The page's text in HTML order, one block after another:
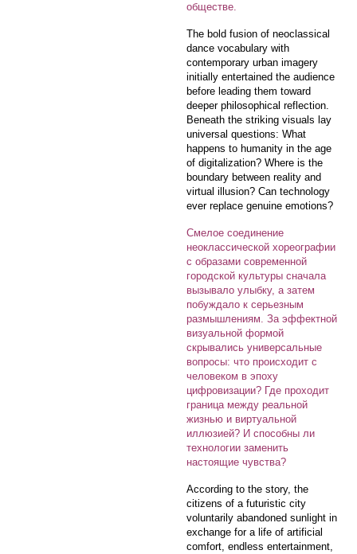
обществе.
The bold fusion of neoclassical
dance vocabulary with
contemporary urban imagery
initially entertained the audience
before leading them toward
deeper philosophical reflection.
Beneath the striking visuals lay
universal questions: What
happens to humanity in the age
of digitalization? Where is the
boundary between reality and
virtual illusion? Can technology
ever replace genuine emotions?
Смелое соединение
неоклассической хореографии
с образами современной
городской культуры сначала
вызывало улыбку, а затем
побуждало к серьезным
размышлениям. За эффектной
визуальной формой
скрывались универсальные
вопросы: что происходит с
человеком в эпоху
цифровизации? Где проходит
граница между реальной
жизнью и виртуальной
иллюзией? И способны ли
технологии заменить
настоящие чувства?
According to the story, the
citizens of a futuristic city
voluntarily abandoned sunlight in
exchange for a life of artificial
comfort, endless entertainment,